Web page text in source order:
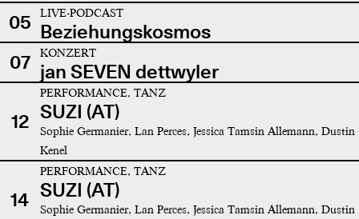
05 LIVE-PODCAST
Beziehungskosmos
07
KONZERT
jan SEVEN dettwyler
12
PERFORMANCE, TANZ
SUZI (AT)
Sophie Germanier, Lan Perces, Jessica Tamsin Allemann, Dustin
Kenel
14
PERFORMANCE, TANZ
SUZI (AT)
Sophie Germanier, Lan Perces, Jessica Tamsin Allemann, Dustin